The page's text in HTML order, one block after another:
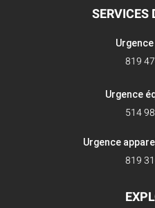
SERVICES
819
Urgence
514
Urgence
819